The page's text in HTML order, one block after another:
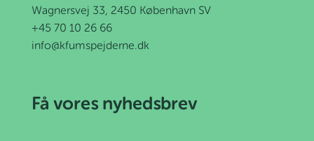
Wagnersvej 33, 2450 København SV
+45 70 10 26 66
info@kfumspejderne.dk
Få vores nyhedsbrev